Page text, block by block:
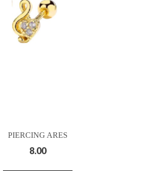
PIERCING ARES
8.00